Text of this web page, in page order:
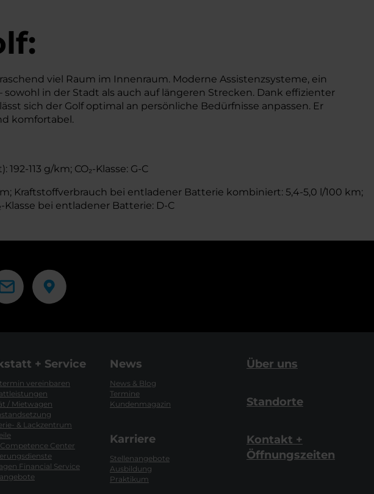
viel Raum im Innenraum. Moderne Assistenzsysteme, ein
in der Stadt als auch auf längeren Strecken. Dank effizienter
sich der Golf optimal an persönliche Bedürfnisse anpassen. Er
komfortabel.
113 g/km; CO₂-Klasse: G-C
Kraftstoffverbrauch bei entladener Batterie kombiniert: 5,4-5,0 l/100 km;
bei entladener Batterie: D-C
+ Service
vereinbaren
/ Mietwagen
& Lackzentrum
Competence Center
Financial Service
News
News & Blog
Termine
Kundenmagazin
Karriere
Stellenangebote
Ausbildung
Praktikum
Über uns
Standorte
Kontakt +
Öffnungszeiten